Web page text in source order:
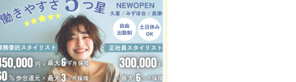
年間休日 99日
月給 24万円
【正社員アシスタン
ト】
◆基本給20万＋選べ
る手当て4万 (スタ